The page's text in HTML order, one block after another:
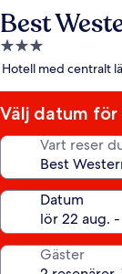
Best
3.0-
stjärnigt
Hotell med centralt
Välj datum
Vart reser
Datum
Gäster